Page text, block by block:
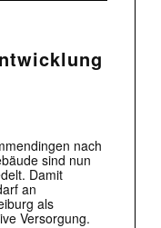
nach
sind nun
Damit
an
als
Versorgung.